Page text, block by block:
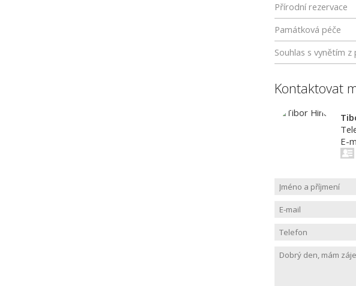
Přírodní rezervace
Památková péče
Souhlas s vynětím
Kontaktovat
E-